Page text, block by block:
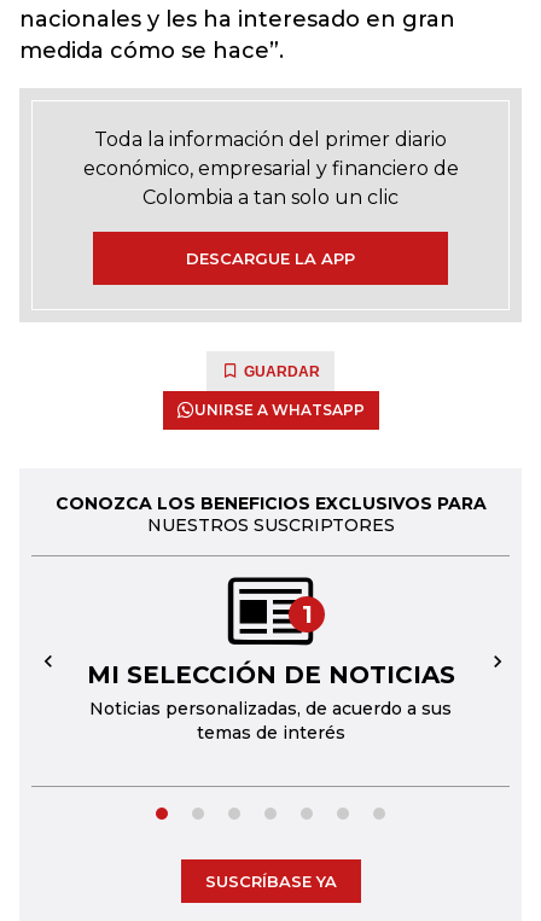
nacionales y les ha interesado en gran
medida cómo se hace”.
Toda la información del primer diario
económico, empresarial y financiero de
Colombia a tan solo un clic
DESCARGUE LA APP
GUARDAR
UNIRSE A WHATSAPP
CONOZCA LOS BENEFICIOS EXCLUSIVOS PARA
NUESTROS SUSCRIPTORES
1
MI SELECCIÓN DE NOTICIAS
Noticias personalizadas, de acuerdo a sus
temas de interés
← →
SUSCRÍBASE YA